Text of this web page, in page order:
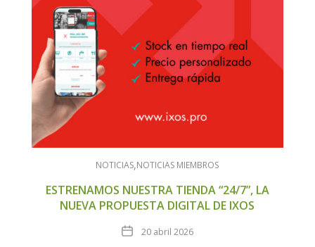
NOTICIAS NOTICIAS MIEMBROS
ESTRENAMOS NUESTRA TIENDA “24/7”, LA
NUEVA PROPUESTA DIGITAL DE IXOS
Fecha20 abril 2026